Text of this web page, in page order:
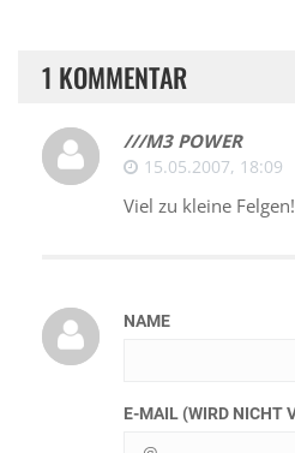
1 KOMMENTAR
///M3 POWER
15.05.2007, 18:09
Viel zu kleine
NAME
E-MAIL (WIRD NICHT